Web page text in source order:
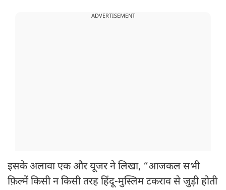
ADVERTISEMENT
इसके अलावा एक और यूजर ने लिखा, “आजकल सभी
फ़िल्में किसी न किसी तरह हिंदू-मुस्लिम टकराव से जुड़ी होती